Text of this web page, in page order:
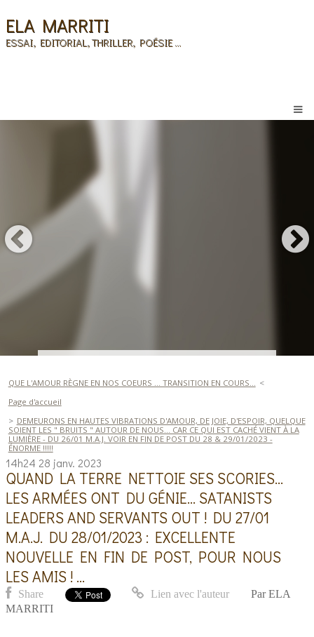
ELA MARRITI
ESSAI, EDITORIAL, THRILLER, POÉSIE ...
QUE L'AMOUR RÈGNE EN NOS COEURS ... TRANSITION EN COURS...
Page d'accueil
DEMEURONS EN HAUTES VIBRATIONS D'AMOUR, DE JOIE, D'ESPOIR, QUELQUE
SOIENT LES " BRUITS " AUTOUR DE NOUS... CAR CE QUI EST CACHÉ VIENT À LA
LUMIÈRE - DU 26/01 M.A.J. VOIR EN FIN DE POST DU 28 & 29/01/2023 -
ÉNORME !!!!!
14h24 28 janv. 2023
QUAND LA TERRE NETTOIE SES SCORIES...
LES ARMÉES ONT DU GÉNIE... SATANISTS
LEADERS AND SERVANTS OUT ! DU 27/01
M.A.J. DU 28/01/2023 : EXCELLENTE
NOUVELLE EN FIN DE POST, POUR NOUS
LES AMIS ! ...
Share Lien avec l'auteur Par ELA
MARRITI